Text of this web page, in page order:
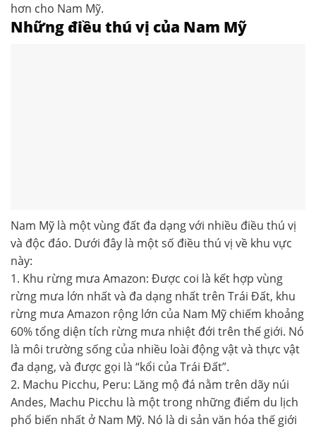
hơn cho Nam Mỹ.
Những điều thú vị của Nam Mỹ
Nam Mỹ là một vùng đất đa dạng với nhiều điều thú vị
và độc đáo. Dưới đây là một số điều thú vị về khu vực
này:
1. Khu rừng mưa Amazon: Được coi là kết hợp vùng
rừng mưa lớn nhất và đa dạng nhất trên Trái Đất, khu
rừng mưa Amazon rộng lớn của Nam Mỹ chiếm khoảng
60% tổng diện tích rừng mưa nhiệt đới trên thế giới. Nó
là môi trường sống của nhiều loài động vật và thực vật
đa dạng, và được gọi là “kổi của Trái Đất”.
2. Machu Picchu, Peru: Lăng mộ đá nằm trên dãy núi
Andes, Machu Picchu là một trong những điểm du lịch
phổ biến nhất ở Nam Mỹ. Nó là di sản văn hóa thế giới